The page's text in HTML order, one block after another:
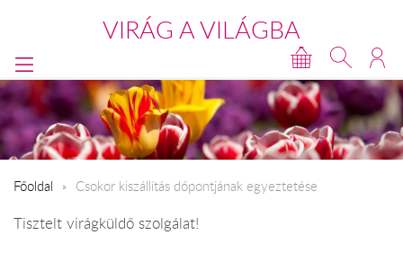
VIRÁG A VILÁGBA
Főoldal Csokor kiszállítás dőpontjának egyeztetése
Tisztelt virágküldő szolgálat!